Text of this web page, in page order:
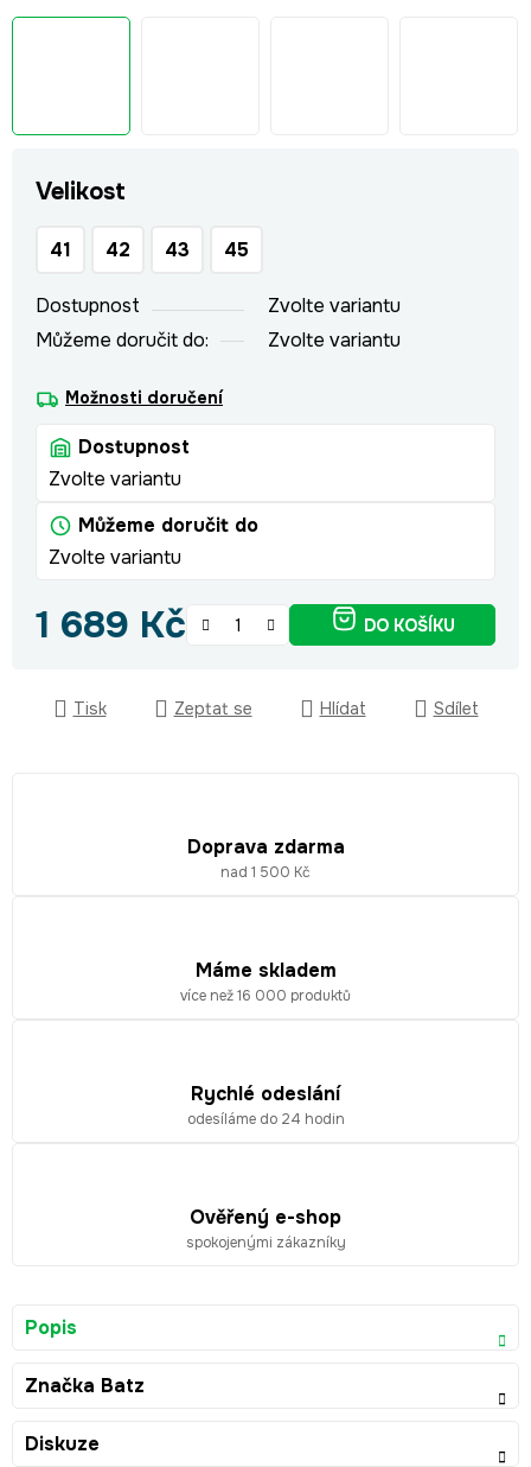
Velikost
41 42 43 45
Dostupnost
Zvolte variantu
Můžeme doručit do:
Zvolte variantu
Možnosti doručení
Dostupnost
Zvolte variantu
Můžeme doručit do
Zvolte variantu
1 689 Kč DO KOŠÍKU
Tisk Zeptat se Hlídat Sdílet
Doprava zdarma
nad 1 500 Kč
Máme skladem
více než 16 000 produktů
Rychlé odeslání
odesíláme do 24 hodin
Ověřený e-shop
spokojenými zákazníky
Popis
Značka Batz
Diskuze